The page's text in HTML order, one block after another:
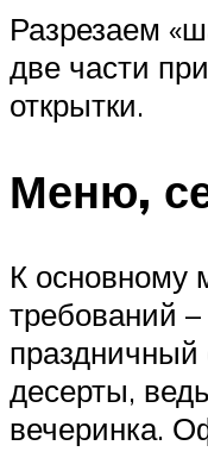
Разрезаем
две части
открытки.
Меню,
К основному
требований
праздничный
десерты,
вечеринка.